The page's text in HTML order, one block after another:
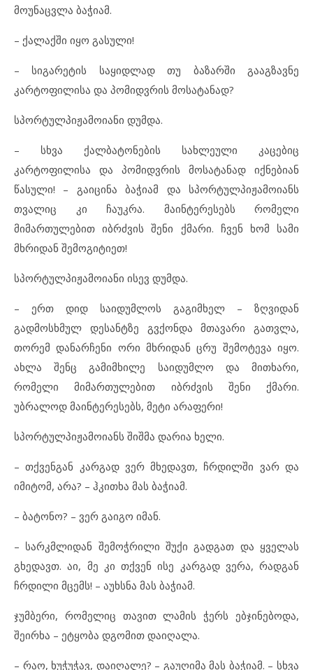
მოუნაცვლა ბაჭიამ.
– ქალაქში იყო გასული!
– სიგარეტის საყიდლად თუ ბაზარში გააგზავნე
კარტოფილისა და პომიდვრის მოსატანად?
სპორტულპიჟამოიანი დუმდა.
– სხვა ქალბატონების სახლეული კაცებიც
კარტოფილისა და პომიდვრის მოსატანად იქნებიან
წასული! – გაიცინა ბაჭიამ და სპორტულპიჟამოიანს
თვალიც კი ჩაუკრა. მაინტერესებს რომელი
მიმართულებით იბრძვის შენი ქმარი. ჩვენ ხომ სამი
მხრიდან შემოგიტიეთ!
სპორტულპიჟამოიანი ისევ დუმდა.
– ერთ დიდ საიდუმლოს გაგიმხელ – ზღვიდან
გადმოსხმულ დესანტზე გვქონდა მთავარი გათვლა,
თორემ დანარჩენი ორი მხრიდან ცრუ შემოტევა იყო.
ახლა შენც გამიმხილე საიდუმლო და მითხარი,
რომელი მიმართულებით იბრძვის შენი ქმარი.
უბრალოდ მაინტერესებს, მეტი არაფერი!
სპორტულპიჟამოიანს შიშმა დარია ხელი.
– თქვენგან კარგად ვერ მხედავთ, ჩრდილში ვარ და
იმიტომ, არა? – ჰკითხა მას ბაჭიამ.
– ბატონო? – ვერ გაიგო იმან.
– სარკმლიდან შემოჭრილი შუქი გადგათ და ყველას
გხედავთ. აი, მე კი თქვენ ისე კარგად ვერა, რადგან
ჩრდილი მცემს! – აუხსნა მას ბაჭიამ.
ჯუმბერი, რომელიც თავით ლამის ჭერს ებჯინებოდა,
შეირხა – ეტყობა დგომით დაიღალა.
– რაო, ხუჭუჭავ, დაიღალე? – გაუღიმა მას ბაჭიამ. – სხვა